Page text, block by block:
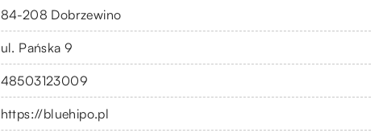
84-208 Dobrzewino
ul. Pańska 9
48503123009
https://bluehipo.pl